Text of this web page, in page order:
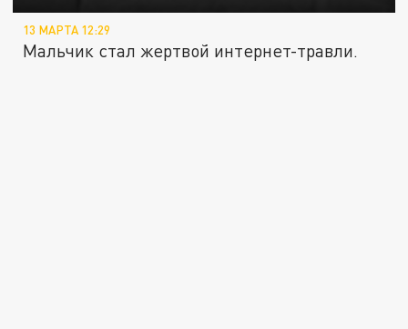
13 МАРТА 12:29
Мальчик стал жертвой интернет-травли.